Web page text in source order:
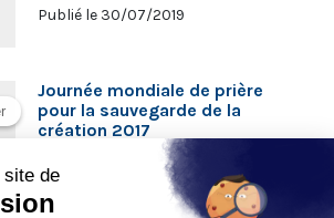
Publié le 30/07/2019
Journée mondiale de prière
pour la sauvegarde de la
création 2017
Publié le 30/07/2019